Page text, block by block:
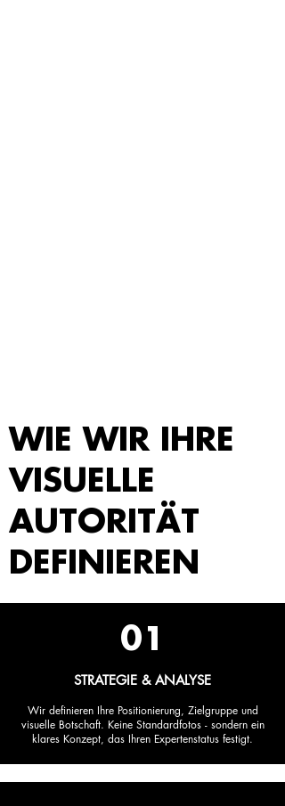
WIE WIR IHRE
VISUELLE
AUTORITÄT
DEFINIEREN
01
STRATEGIE & ANALYSE
Wir definieren Ihre Positionierung, Zielgruppe und
visuelle Botschaft. Keine Standardfotos - sondern ein
klares Konzept, das Ihren Expertenstatus festigt.